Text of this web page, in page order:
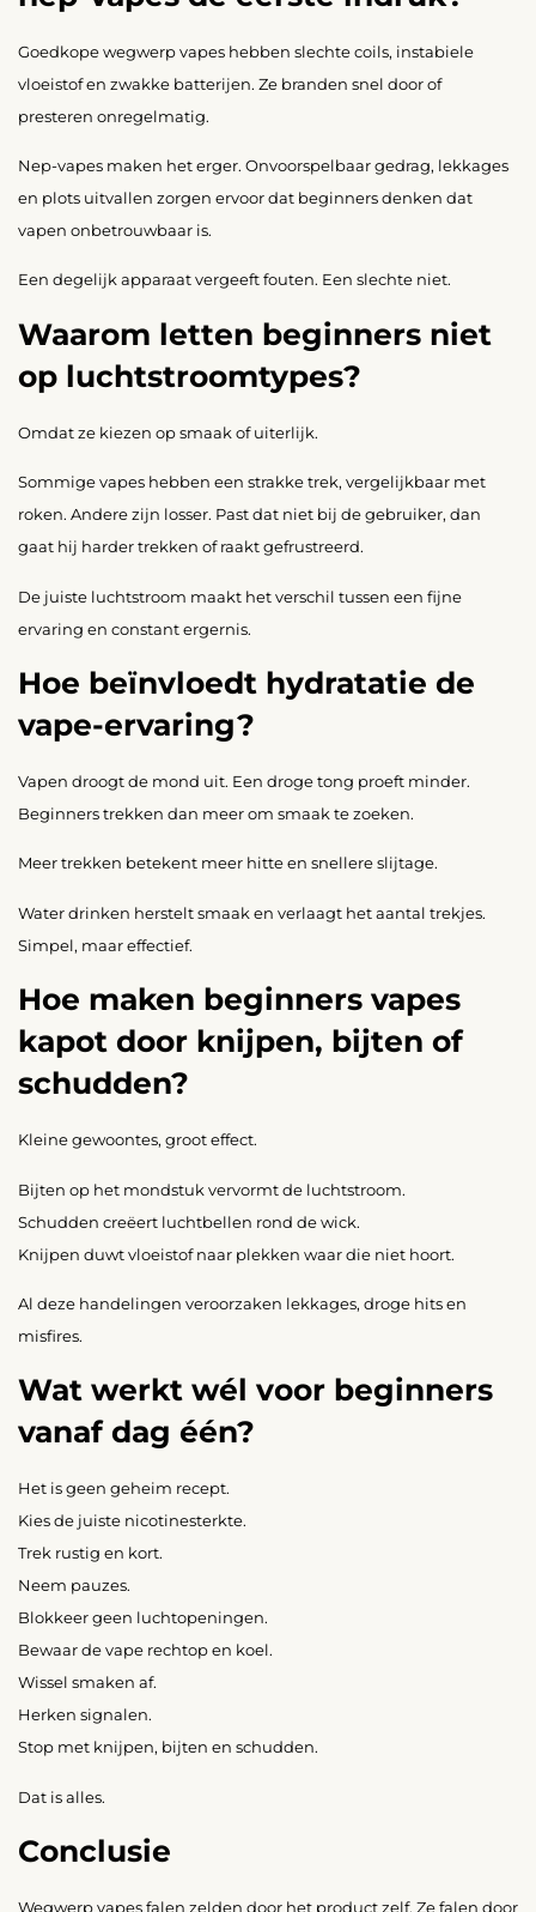
Goedkope wegwerp vapes hebben slechte coils, instabiele
vloeistof en zwakke batterijen. Ze branden snel door of
presteren onregelmatig.
Nep-vapes maken het erger. Onvoorspelbaar gedrag, lekkages
en plots uitvallen zorgen ervoor dat beginners denken dat
vapen onbetrouwbaar is.
Een degelijk apparaat vergeeft fouten. Een slechte niet.
Waarom letten beginners niet
op luchtstroomtypes?
Omdat ze kiezen op smaak of uiterlijk.
Sommige vapes hebben een strakke trek, vergelijkbaar met
roken. Andere zijn losser. Past dat niet bij de gebruiker, dan
gaat hij harder trekken of raakt gefrustreerd.
De juiste luchtstroom maakt het verschil tussen een fijne
ervaring en constant ergernis.
Hoe beïnvloedt hydratatie de
vape-ervaring?
Vapen droogt de mond uit. Een droge tong proeft minder.
Beginners trekken dan meer om smaak te zoeken.
Meer trekken betekent meer hitte en snellere slijtage.
Water drinken herstelt smaak en verlaagt het aantal trekjes.
Simpel, maar effectief.
Hoe maken beginners vapes
kapot door knijpen, bijten of
schudden?
Kleine gewoontes, groot effect.
Bijten op het mondstuk vervormt de luchtstroom.
Schudden creëert luchtbellen rond de wick.
Knijpen duwt vloeistof naar plekken waar die niet hoort.
Al deze handelingen veroorzaken lekkages, droge hits en
misfires.
Wat werkt wél voor beginners
vanaf dag één?
Het is geen geheim recept.
Kies de juiste nicotinesterkte.
Trek rustig en kort.
Neem pauzes.
Blokkeer geen luchtopeningen.
Bewaar de vape rechtop en koel.
Wissel smaken af.
Herken signalen.
Stop met knijpen, bijten en schudden.
Dat is alles.
Conclusie
Wegwerp vapes falen zelden door het product zelf. Ze falen door